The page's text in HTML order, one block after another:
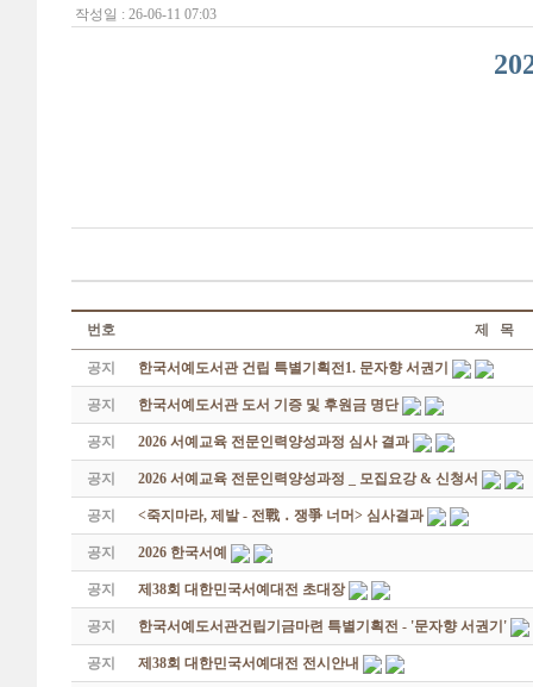
작성일 : 26-06-11 07:03
번호 제 목
공지 한국서예도서관 건립 특별기획전1. 문자향 서권기
공지 한국서예도서관 도서 기증 및 후원금 명단
공지 2026 서예교육 전문인력양성과정 심사 결과
공지 2026 서예교육 전문인력양성과정 _ 모집요강 & 신청서
공지 <죽지마라, 제발 - 전戰 ․ 쟁爭 너머> 심사결과
공지 2026 한국서예
공지 제38회 대한민국서예대전 초대장
공지 한국서예도서관건립기금마련 특별기획전 - '문자향 서권기'
공지 제38회 대한민국서예대전 전시안내